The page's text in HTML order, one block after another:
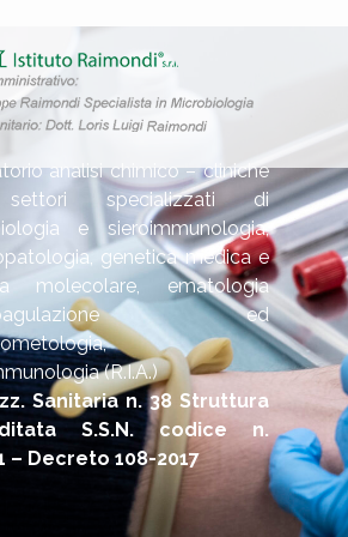
analisi chimico – cliniche
specializzati di
e sieroimmunologia,
genetica medica e
molecolare, ematologia
ed
(R.I.A.)
Sanitaria n. 38 Struttura
S.S.N. codice n.
– Decreto 108-2017